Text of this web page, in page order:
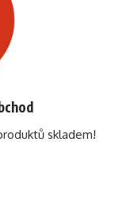
skladem!